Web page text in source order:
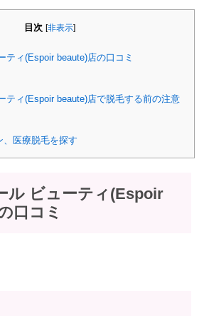
目次 [非表示]
ティ(Espoir beaute)店の口コミ
ティ(Espoir beaute)店で脱毛する前の注意
医療脱毛を探す
ル ビューティ(Espoir
口コミ